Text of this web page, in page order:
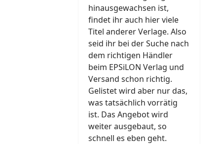
hinausgewachsen ist,
findet ihr auch hier viele
Titel anderer Verlage. Also
seid ihr bei der Suche nach
dem richtigen Händler
beim EPSiLON Verlag und
Versand schon richtig.
Gelistet wird aber nur das,
was tatsächlich vorrätig
ist. Das Angebot wird
weiter ausgebaut, so
schnell es eben geht.